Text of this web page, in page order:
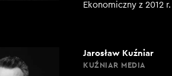
Ekonomiczny z 2012 r.
Jarosław Kuźniar
KUŹNIAR MEDIA